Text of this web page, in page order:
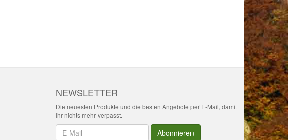
NEWSLETTER
Die neuesten Produkte und die besten Angebote per E-Mail, damit
Ihr nichts mehr verpasst.
Newsletter Abonnieren